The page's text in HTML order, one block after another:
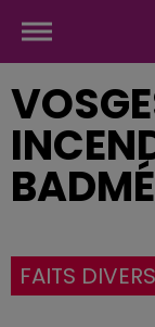
FAITS DIVERS